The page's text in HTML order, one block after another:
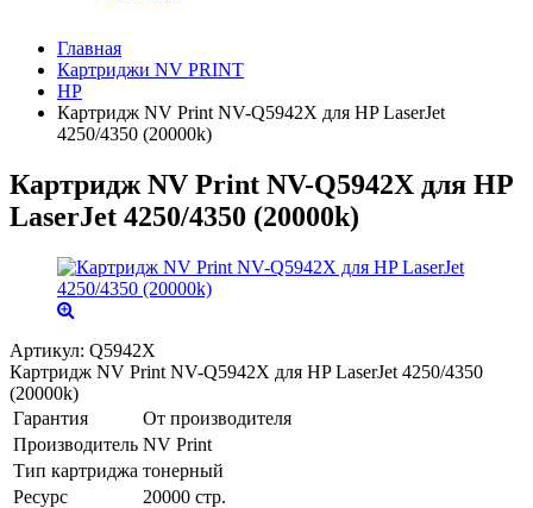
Главная
Картриджи NV PRINT
HP
Картридж NV Print NV-Q5942X для HP LaserJet
4250/4350 (20000k)
Картридж NV Print NV-Q5942X для HP
LaserJet 4250/4350 (20000k)
Артикул: Q5942Х
Картридж NV Print NV-Q5942X для HP LaserJet 4250/4350
(20000k)
Гарантия
От производителя
Производитель NV Print
Тип картриджа тонерный
Ресурс
20000 стр.